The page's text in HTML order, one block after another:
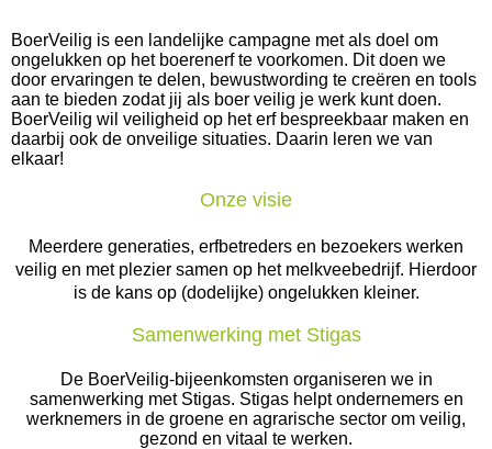
BoerVeilig is een landelijke campagne met als doel om
ongelukken op het boerenerf te voorkomen. Dit doen we
door ervaringen te delen, bewustwording te creëren en tools
aan te bieden zodat jij als boer veilig je werk kunt doen.
BoerVeilig wil veiligheid op het erf bespreekbaar maken en
daarbij ook de onveilige situaties. Daarin leren we van
elkaar!
Onze visie
Meerdere generaties, erfbetreders en bezoekers werken
veilig en met plezier samen op het melkveebedrijf. Hierdoor
is de kans op (dodelijke) ongelukken kleiner.
Samenwerking met Stigas
De BoerVeilig-bijeenkomsten organiseren we in
samenwerking met Stigas. Stigas helpt ondernemers en
werknemers in de groene en agrarische sector om veilig,
gezond en vitaal te werken.